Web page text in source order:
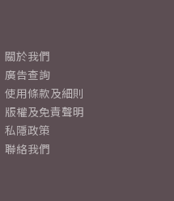
關於我們
廣告查詢
使用條款及細則
版權及免責聲明
私隱政策
聯絡我們